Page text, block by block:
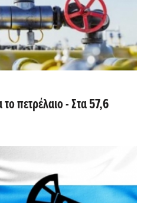
πετρέλαιο - Στα 57,6